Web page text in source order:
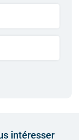
intéresser